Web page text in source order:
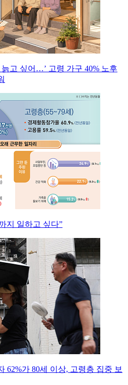
늙고 싶어…’ 고령 가구 40% 노후
지 일하고 싶다”
62%가 80세 이상, 고령층 집중 보